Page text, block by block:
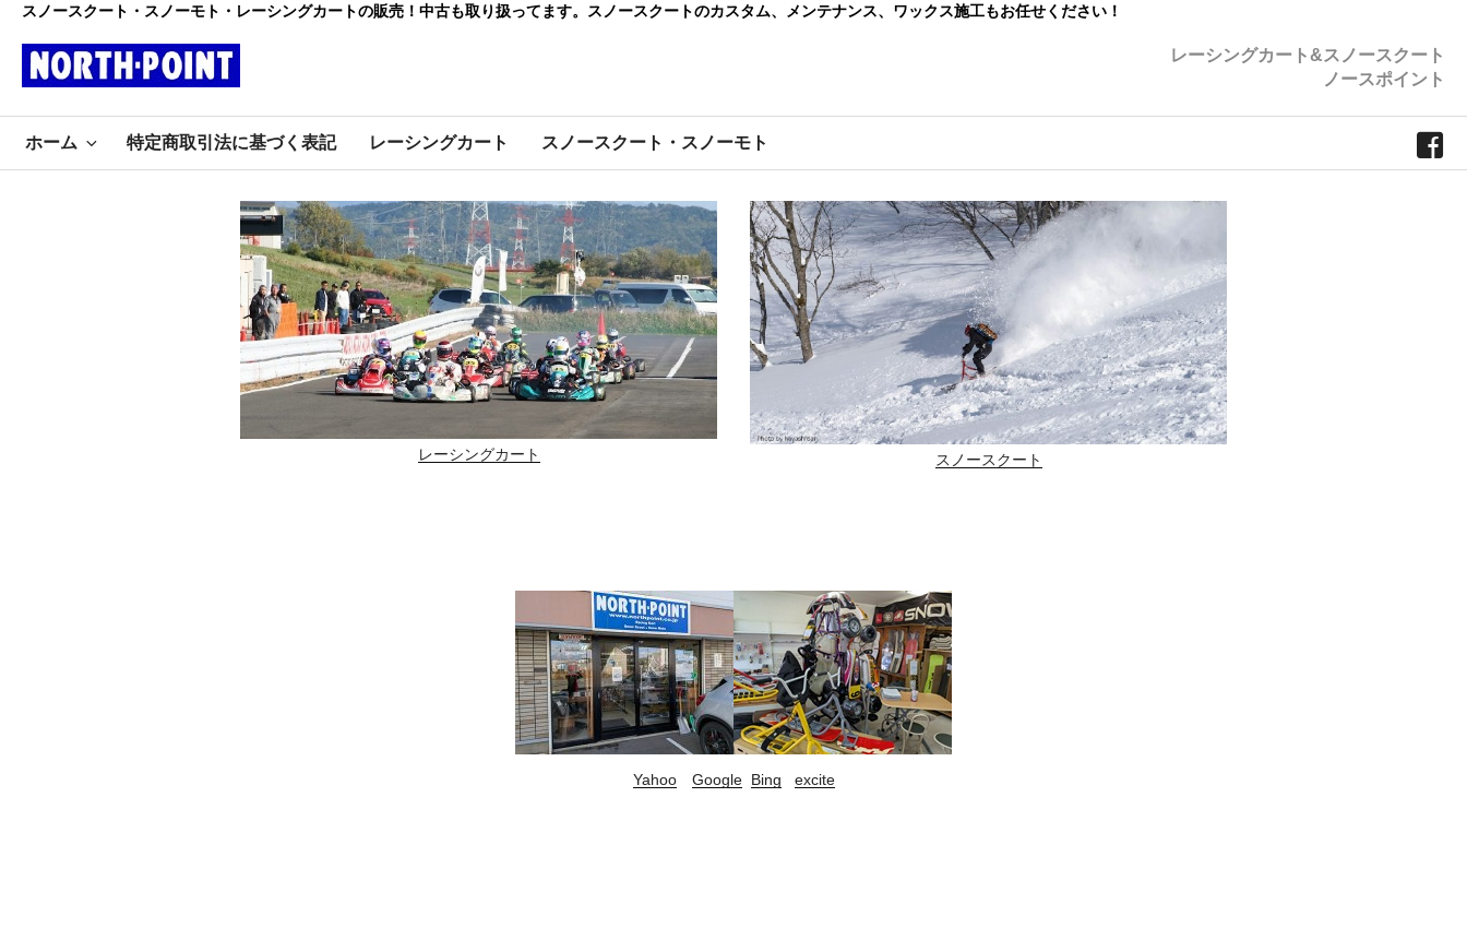
スノースクート・スノーモト・レーシングカートの販売！中古も取り扱ってます。スノースクートのカスタム、メンテナンス、ワックス施工もお任せください！
レーシング
カート・スノ
ースクート
ノースポイ
ト・カートショップ
レーシングカート&スノースクート
ノースポイント
ホーム 特定商取引法に基づく表記 レーシングカート スノースクート・スノーモト
レーシングカート スノースクート
Yahoo Google Bing excite